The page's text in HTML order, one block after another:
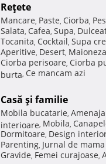
Reţete
Mancare, Paste, Ciorba,
Salata, Cafea, Supa,
Tocanita, Cocktail, Supa
Aperitive, Desert, Maioneza
Ciorba perisoare, Ciorba
burta, Ce mancam azi
Casă şi familie
Mobila bucatarie,
interioare, Mobila,
Dormitoare, Design
Parenting, Jurnal de
Gravide, Femei curajoase,